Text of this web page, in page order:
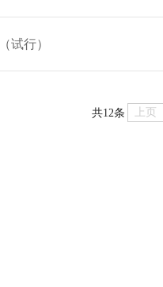
试行）
共12条 上页